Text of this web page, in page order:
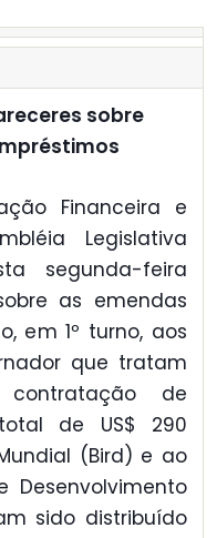
sobre
Financeira e
Legislativa
segunda-feira
as emendas
em 1º turno, aos
que tratam
de
de US$ 290
(Bird) e ao
Desenvolvimento
sido distribuído